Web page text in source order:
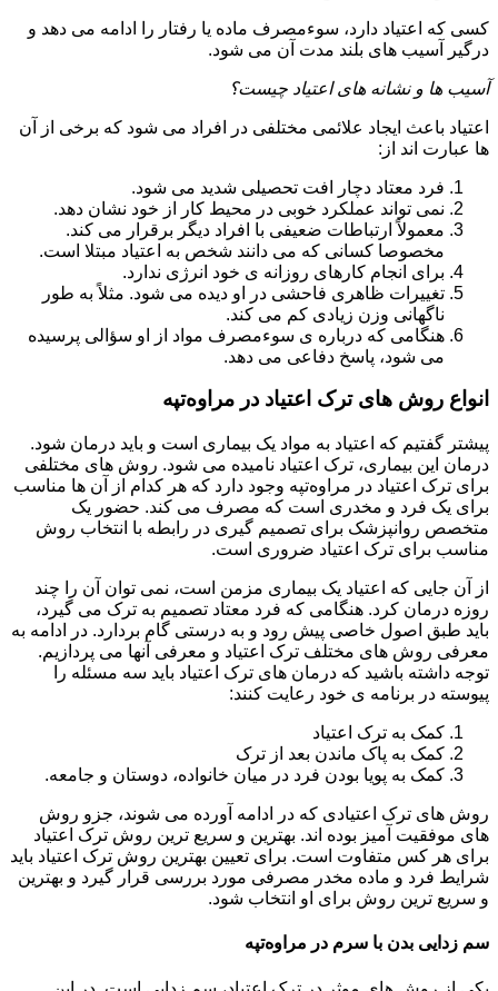
کسی که اعتیاد دارد، سوءمصرف ماده یا رفتار را ادامه می دهد و
درگیر آسیب های بلند مدت آن می شود.
آسیب ها و نشانه های اعتیاد چیست؟
اعتیاد باعث ایجاد علائمی مختلفی در افراد می شود که برخی از آن
ها عبارت اند از:
فرد معتاد دچار افت تحصیلی شدید می شود.
نمی تواند عملکرد خوبی در محیط کار از خود نشان دهد.
معمولاً ارتباطات ضعیفی با افراد دیگر برقرار می کند.
مخصوصا کسانی که می دانند شخص به اعتیاد مبتلا است.
برای انجام کارهای روزانه ی خود انرژی ندارد.
تغییرات ظاهری فاحشی در او دیده می شود. مثلاً به طور
ناگهانی وزن زیادی کم می کند.
هنگامی که درباره ی سوءمصرف مواد از او سؤالی پرسیده
می شود، پاسخ دفاعی می دهد.
انواع روش های ترک اعتیاد در مراوه‌تپه
پیشتر گفتیم که اعتیاد به مواد یک بیماری است و باید درمان شود.
درمان این بیماری، ترک اعتیاد نامیده می شود. روش های مختلفی
برای ترک اعتیاد در مراوه‌تپه وجود دارد که هر کدام از آن ها مناسب
برای یک فرد و مخدری است که مصرف می کند. حضور یک
متخصص روانپزشک برای تصمیم گیری در رابطه با انتخاب روش
مناسب برای ترک اعتیاد ضروری است.
از آن جایی که اعتیاد یک بیماری مزمن است، نمی توان آن را چند
روزه درمان کرد. هنگامی که فرد معتاد تصمیم به ترک می گیرد،
باید طبق اصول خاصی پیش رود و به درستی گام بردارد. در ادامه به
معرفی روش های مختلف ترک اعتیاد و معرفی آنها می پردازیم.
توجه داشته باشید که درمان های ترک اعتیاد باید سه مسئله را
پیوسته در برنامه ی خود رعایت کنند:
کمک به ترک اعتیاد
کمک به پاک ماندن بعد از ترک
کمک به پویا بودن فرد در میان خانواده، دوستان و جامعه.
روش های ترک اعتیادی که در ادامه آورده می شوند، جزو روش
های موفقیت آمیز بوده اند. بهترین و سریع ترین روش ترک اعتیاد
برای هر کس متفاوت است. برای تعیین بهترین روش ترک اعتیاد باید
شرایط فرد و ماده مخدر مصرفی مورد بررسی قرار گیرد و بهترین
و سریع ترین روش برای او انتخاب شود.
سم زدایی بدن با سرم در مراوه‌تپه